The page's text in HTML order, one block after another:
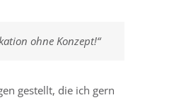
ohne Konzept!“
gestellt, die ich gern